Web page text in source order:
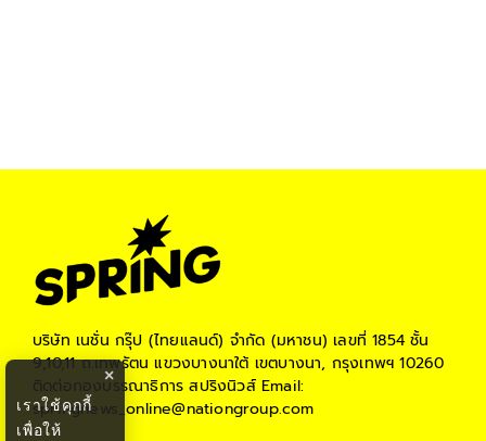
บริษัท เนชั่น กรุ๊ป (ไทยแลนด์) จำกัด (มหาชน) เลขที่ 1854 ชั้น
9,10,11 ถ.เทพรัตน แขวงบางนาใต้ เขตบางนา, กรุงเทพฯ 10260
ติดต่อกองบรรณาธิการ สปริงนิวส์Email:
springnews_online@nationgroup.com
×
เราใช้คุกกี้
เพื่อให้